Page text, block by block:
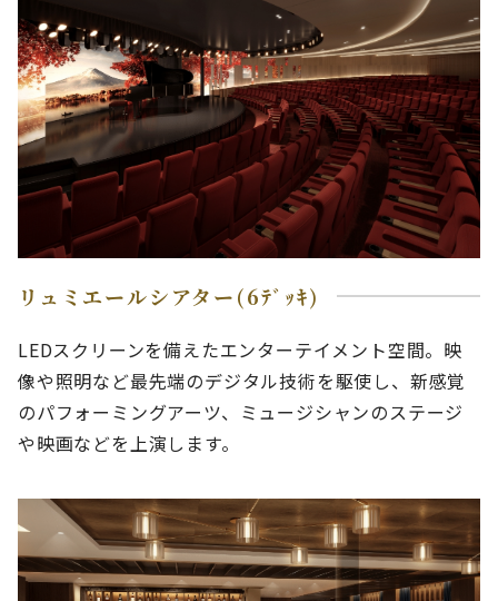
リュミエールシアター(6ﾃﾞｯｷ)
LEDスクリーンを備えたエンターテイメント空間。映
像や照明など最先端のデジタル技術を駆使し、新感覚
のパフォーミングアーツ、ミュージシャンのステージ
や映画などを上演します。